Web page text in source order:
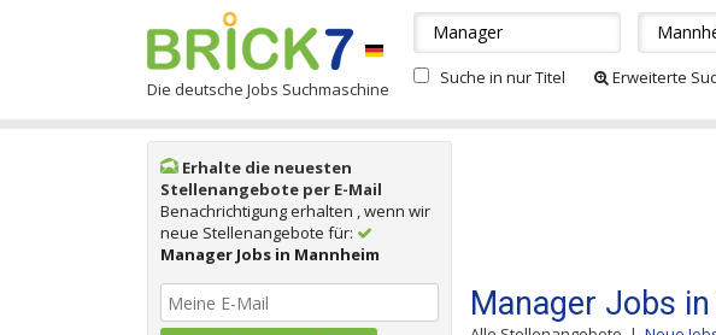
Die deutsche Jobs Suchmaschine
Suche in nur Titel Erweiterte
Erhalte die neuesten
Stellenangebote per E-Mail
Benachrichtigung erhalten , wenn wir
neue Stellenangebote für:
Manager Jobs in Mannheim
Manager Jobs